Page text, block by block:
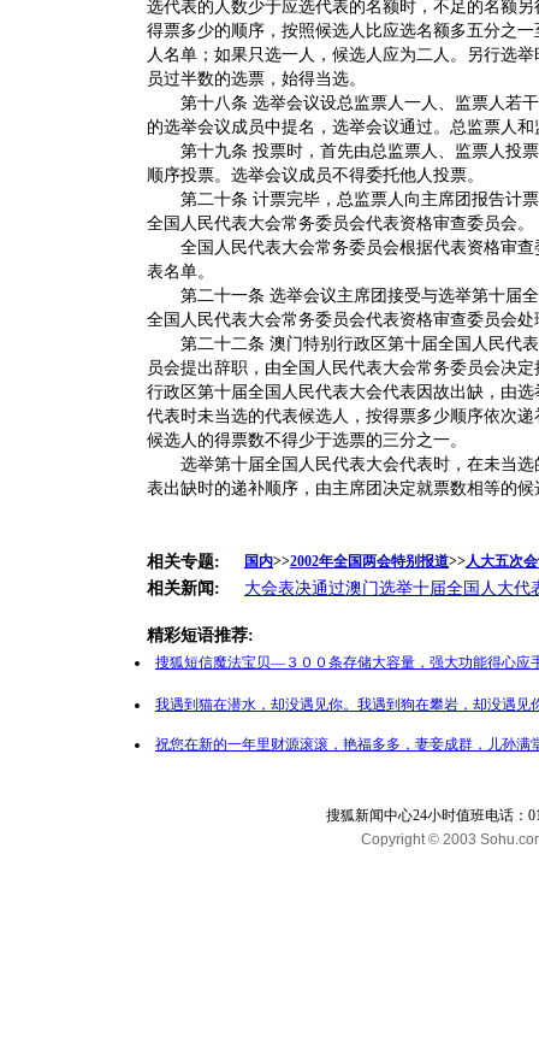
选代表的人数少于应选代表的名额时，不足的名额
得票多少的顺序，按照候选人比应选名额多五分之
人名单；如果只选一人，候选人应为二人。另行选
员过半数的选票，始得当选。
第十八条 选举会议设总监票人一人、监票人若干
的选举会议成员中提名，选举会议通过。总监票人
第十九条 投票时，首先由总监票人、监票人投票
顺序投票。选举会议成员不得委托他人投票。
第二十条 计票完毕，总监票人向主席团报告计票
全国人民代表大会常务委员会代表资格审查委员会。
全国人民代表大会常务委员会根据代表资格审查
表名单。
第二十一条 选举会议主席团接受与选举第十届全
全国人民代表大会常务委员会代表资格审查委员会处
第二十二条 澳门特别行政区第十届全国人民代表
员会提出辞职，由全国人民代表大会常务委员会决
行政区第十届全国人民代表大会代表因故出缺，由
代表时未当选的代表候选人，按得票多少顺序依次
候选人的得票数不得少于选票的三分之一。
选举第十届全国人民代表大会代表时，在未当选
表出缺时的递补顺序，由主席团决定就票数相等的
相关专题: 国内>>2002年全国两会特别报道>>人大五次
相关新闻: 大会表决通过澳门选举十届全国人大代
精彩短语推荐:
搜狐短信魔法宝贝—３００条存储大容量，强大功能得心应
我遇到猫在潜水，却没遇见你。我遇到狗在攀岩，却没遇
祝您在新的一年里财源滚滚，艳福多多，妻妾成群，儿孙
搜狐新闻中心24小时值班电话：
Copyright © 2003